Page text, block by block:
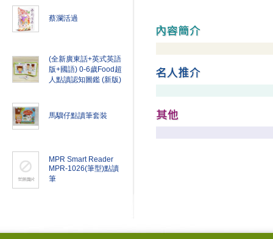
蔡瀾活過
(全新廣東話+英式英語
版+國語) 0-6歲Food超
人點讀認知圖鑑 (新版)
馬騮仔點讀筆套裝
MPR Smart Reader
MPR-1026(筆型)點讀
筆